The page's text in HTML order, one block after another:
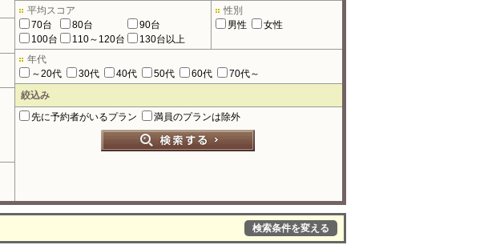
平均スコア
70台
80台
90台
100台
110～120台 130台以上
性別
男性
女性
年代
～20代
30代 40代 50代 60代
70代～
絞込み
先に予約者がいるプラン
満員のプランは除外
検索条件を変える